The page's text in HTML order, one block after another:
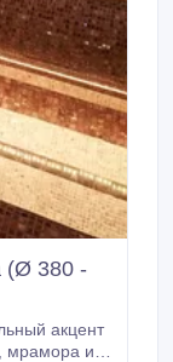
(Ø 380 -
акцент